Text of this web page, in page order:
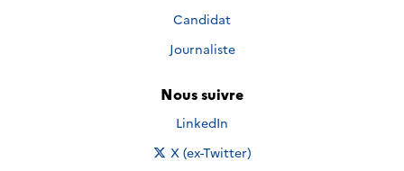
Candidat
Journaliste
Nous suivre
Nous suivre sur
LinkedIn
Nous suivre sur
X (ex-Twitter)